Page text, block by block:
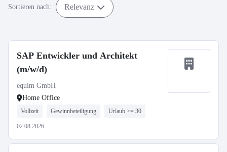
Sortieren nach: Relevanz
SAP Entwickler und Architekt
(m/w/d)
equim GmbH
Home Office
Vollzeit Gewinnbeteiligung Urlaub >= 30
02.08.2026